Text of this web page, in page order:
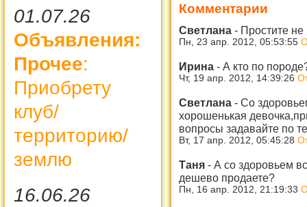
01.07.26
Объявления:
Прочее:
Приобрету
клуб/
территорию/
землю
16.06.26
Комментарии
Светлана - Простите
Пн, 23 апр. 2012, 05:53:55
Ирина - А кто по
Чт, 19 апр. 2012, 14:39:26
Светлана - Со
хорошенькая
вопросы задавайте по
Вт, 17 апр. 2012, 05:45:28
Таня - А со здоровьем
дешево продаете?
Пн, 16 апр. 2012, 21:19:33